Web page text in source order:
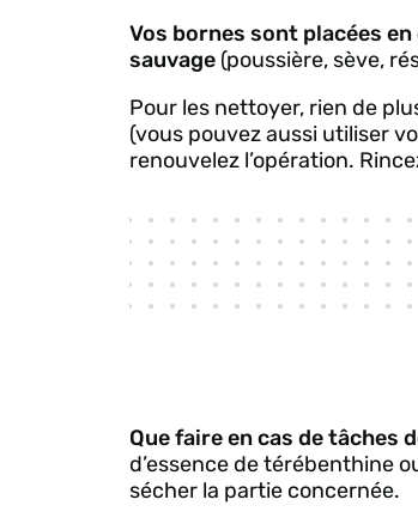
Vos bornes sont placées
sauvage (poussière, sève,
Pour les nettoyer, rien de
(vous pouvez aussi utiliser
renouvelez l’opération.
Que faire en cas de tâches
d’essence de térébenthine
sécher la partie concernée.